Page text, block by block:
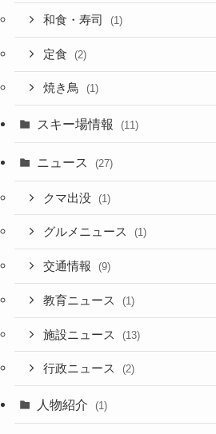
和食・寿司 (1)
定食 (2)
焼き鳥 (1)
スキー場情報 (11)
ニュース (27)
クマ出没 (1)
グルメニュース (1)
交通情報 (9)
教育ニュース (1)
施設ニュース (13)
行政ニュース (2)
人物紹介 (1)